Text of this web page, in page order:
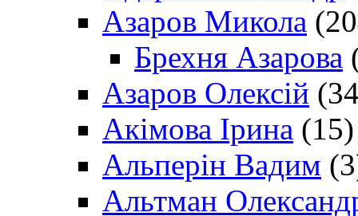
Азаров Микола
Брехня Азарова
Азаров Олексій
Акімова Ірина (15)
Альперін Вадим
Альтман